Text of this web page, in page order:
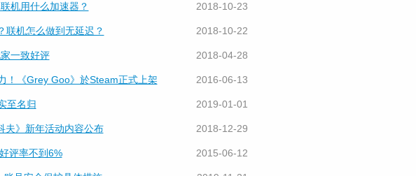
机用什么加速器？ 2018-10-23
联机怎么做到无延迟？ 2018-10-22
一致好评 2018-04-28
！《Grey Goo》於Steam正式上架 2016-06-13
至名归 2019-01-01
夫》新年活动内容公布 2018-12-29
评率不到6% 2015-06-12